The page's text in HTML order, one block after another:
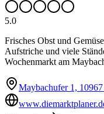
5.0
Frisches Obst und
Aufstriche und viele
Wochenmarkt am
Maybachufer 1,